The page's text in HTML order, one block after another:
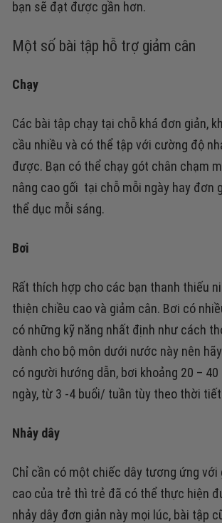
bạn sẽ đạt được gần hơn.
Một số bài tập hỗ trợ giảm cân
Chạy
Các bài tập chạy tại chỗ khá đơn giản,
cầu nhiều và có thể tập với cường độ
được. Bạn có thể chạy gót chân chạm
nâng cao gối tại chỗ mỗi ngày hay đơn
thể dục mỗi sáng.
Bơi
Rất thích hợp cho các bạn thanh thiếu
thiện chiều cao và giảm cân. Bơi có
có những kỹ năng nhất định như cách
dành cho bộ môn dưới nước này nên
có người hướng dẫn, bơi khoảng 20 –
ngày, từ 3 -4 buổi/ tuần tùy theo thời
Nhảy dây
Chỉ cần có một chiếc dây tương ứng với
cao của trẻ thì trẻ đã có thể thực hiện
nhảy dây đơn giản này mọi lúc, bài tập